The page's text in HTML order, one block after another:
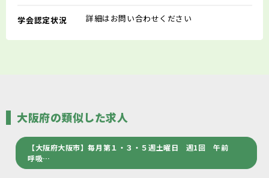
学会認定状況 詳細はお問い合わせください
大阪府の類似した求人
【大阪府大阪市】毎月第１・３・５週土曜日 週1回 午前
呼吸…